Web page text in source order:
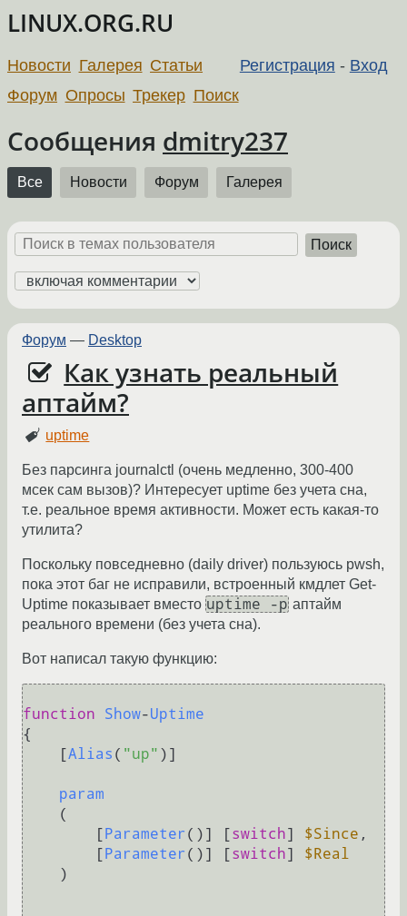
LINUX.ORG.RU
Регистрация - Вход
Новости Галерея Статьи
Форум Опросы Трекер Поиск
Сообщения dmitry237
Все Новости Форум Галерея
Поиск
Форум — Desktop
Как узнать реальный
аптайм?
uptime
Без парсинга journalctl (очень медленно, 300-400
мсек сам вызов)? Интересует uptime без учета сна,
т.е. реальное время активности. Может есть какая-то
утилита?
Поскольку повседневно (daily driver) пользуюсь pwsh,
пока этот баг не исправили, встроенный кмдлет Get-
Uptime показывает вместо uptime -p аптайм
реального времени (без учета сна).
Вот написал такую функцию:
function Show-Uptime
{
    [
Alias ( "up" )]
param
        [
Parameter ()] [switch] $Since ,
        [
Parameter ()] [switch] $Real